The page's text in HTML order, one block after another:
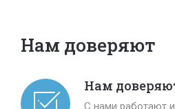
Нам доверяют
Нам
С нами работают